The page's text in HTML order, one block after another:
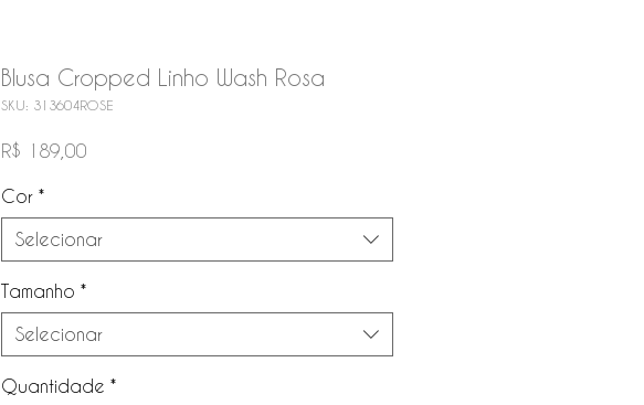
Blusa Cropped Linho Wash Rosa
SKU: 313604ROSE
R$ 189,00Preço
Cor *
Selecionar
Tamanho *
Selecionar
Quantidade *